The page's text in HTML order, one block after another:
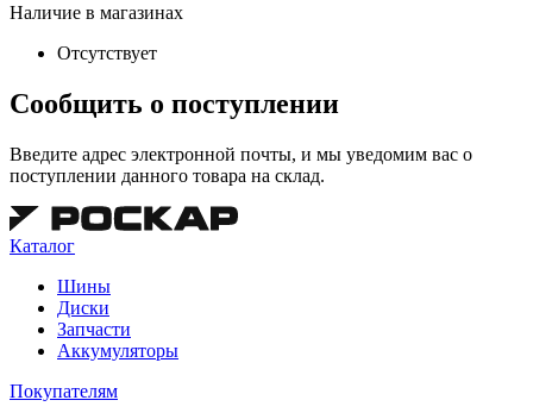
Наличие в магазинах
Отсутствует
Сообщить о поступлении
Введите адрес электронной почты, и мы уведомим вас о
поступлении данного товара на склад.
Каталог
Шины
Диски
Запчасти
Аккумуляторы
Покупателям